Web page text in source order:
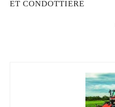
ET CONDOTTIERE